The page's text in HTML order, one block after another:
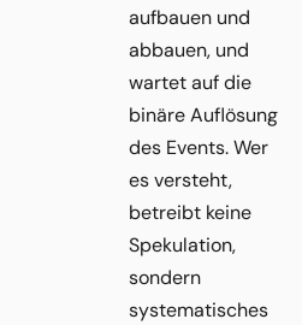
aufbauen und
abbauen, und
wartet auf die
binäre Auflösung
des Events. Wer
es versteht,
betreibt keine
Spekulation,
sondern
systematisches